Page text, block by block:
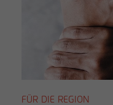
FÜR DIE REGION